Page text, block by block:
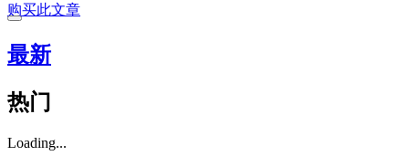
购买此文章
最新
热门
Loading...